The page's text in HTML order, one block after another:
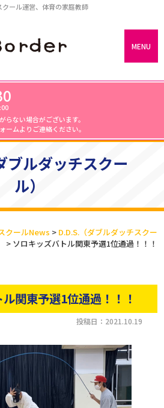
ール運営、体育の家庭教師
MENU
らない場合がございます。
ームよりご連絡ください。
ブルダッチスクー
ル）
クールNews > D.D.S.（ダブルダッチスクー
> ソロキッズバトル関東予選1位通過！！！
関東予選1位通過！！！
投稿日：2021.10.19